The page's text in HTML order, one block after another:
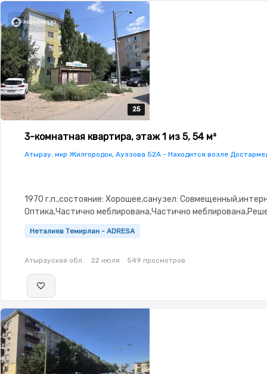
25
25
25
25
25
3-комнатная квартира, этаж 1 из 5, 54 м²
Атырау, мкр Жилгородок, Ауэзова 52А - Находится возле
1970 г.п.,состояние: Хорошее,санузел:
Оптика,Частично меблирована,Частично
окнах,Домофон,Неугловая,Комнаты
кухня,Новая сантехника,Тихий двор
Неталиев Темирлан - ADRESA
Атырауская обл. 22 июля 549 просмотров